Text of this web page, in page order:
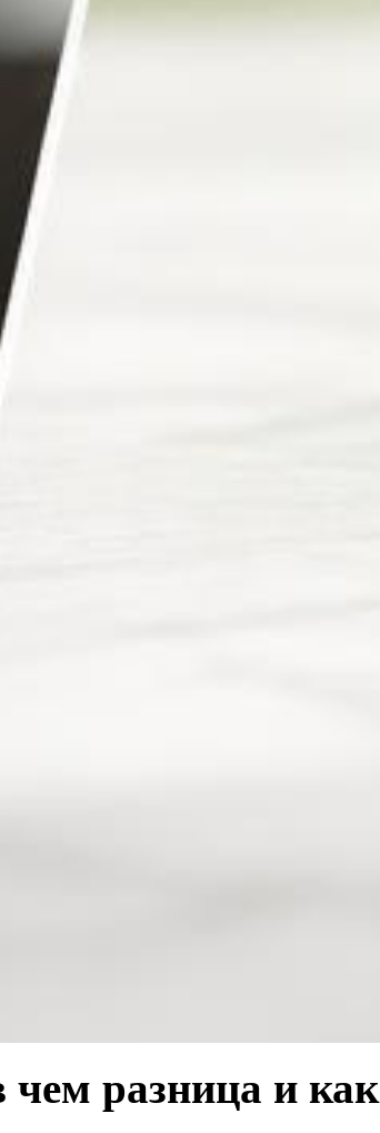
разница и как